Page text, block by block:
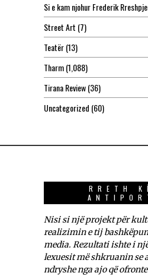
Si e kam njohur Frederik
Street Art (7)
Teatër(13)
Tharm(1,088)
Tirana Review(36)
Uncategorized (60)
RRETH
Nisi si një projekt për
realizimin e tij
media. Rezultati ishte i
lexuesit më shkruanin se
ndryshe nga ajo që